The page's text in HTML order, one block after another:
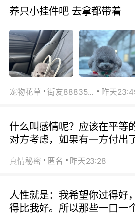
养只小挂件吧 去拿都带着
宠物花草 街友88835518 昨天
什么叫感情呢？应该在平等
对方考虑，如果有一方付出
真情秘密 匿名 昨天23:28
人性就是：我希望你过得好
得比我好。所以那些一口一